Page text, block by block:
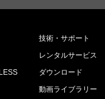
技術・サポート
レンタルサービス
ダウンロード
動画ライブラリー